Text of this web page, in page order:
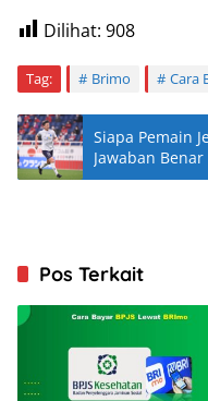
Dilihat: 908
Tag: Brimo Cara
Siapa Pemain
Jawaban Benar
Pos Terkait